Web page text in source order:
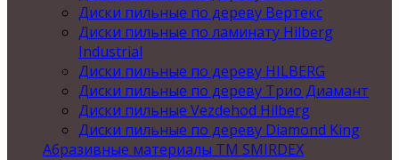
Диски пильные по дереву Вертекс
Диски пильные по ламинату Hilberg
Industrial
Диски пильные по дереву HILBERG
Диски пильные по дереву Трио Диамант
Диски пильные Vezdehod Hilberg
Диски пильные по дереву Diamond King
Абразивные материалы ТМ SMIRDEX